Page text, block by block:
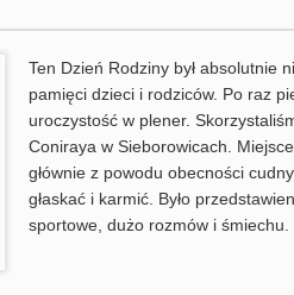
Ten Dzień Rodziny był absolutnie
pamięci dzieci i rodziców. Po raz
uroczystość w plener.
Coniraya w Sieborowicach.
głównie z powodu obecności
głaskać i karmić. Było
sportowe, dużo rozmów i